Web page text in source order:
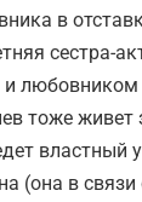
в
сестра-
тоже живет
властный
(она в связи